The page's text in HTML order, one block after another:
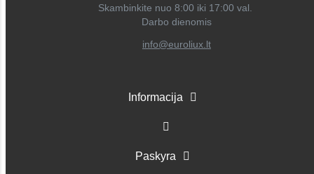
Skambinkite nuo 8:00 iki 17:00 val.
Darbo dienomis
info@euroliux.lt
Informacija
Paskyra